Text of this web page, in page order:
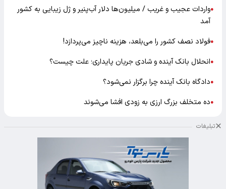
●واردات عجیب و غریب / میلیون‌ها دلار آب‌پنیر و ژل زیبایی به کشور
آمد
●فولاد نصف کشور را می‌بلعد، هزینه ناچیز می‌پردازد!
●انحلال بانک آینده و شادی جریان پایداری؛ علت چیست؟
●دادگاه بانک آینده چرا برگزار نمی‌شود؟
●ده متخلف بزرگ ارزی به زودی افشا می‌شوند
تبلیغات